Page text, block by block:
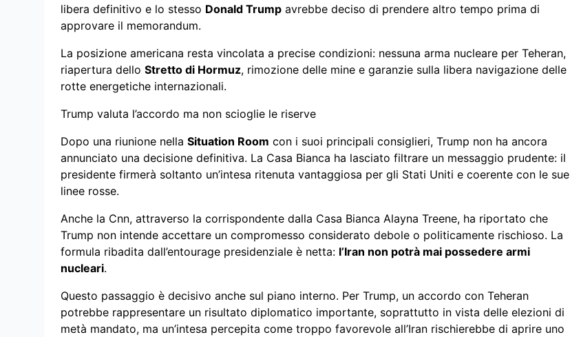
libera definitivo e lo stesso Donald Trump avrebbe deciso di prendere altro tempo prima di
approvare il memorandum.
La posizione americana resta vincolata a precise condizioni: nessuna arma nucleare per Teheran,
riapertura dello Stretto di Hormuz, rimozione delle mine e garanzie sulla libera navigazione delle
rotte energetiche internazionali.
Trump valuta l’accordo ma non scioglie le riserve
Dopo una riunione nella Situation Room con i suoi principali consiglieri, Trump non ha ancora
annunciato una decisione definitiva. La Casa Bianca ha lasciato filtrare un messaggio prudente: il
presidente firmerà soltanto un’intesa ritenuta vantaggiosa per gli Stati Uniti e coerente con le sue
linee rosse.
Anche la Cnn, attraverso la corrispondente dalla Casa Bianca Alayna Treene, ha riportato che
Trump non intende accettare un compromesso considerato debole o politicamente rischioso. La
formula ribadita dall’entourage presidenziale è netta: l’Iran non potrà mai possedere armi
nucleari.
Questo passaggio è decisivo anche sul piano interno. Per Trump, un accordo con Teheran
potrebbe rappresentare un risultato diplomatico importante, soprattutto in vista delle elezioni di
metà mandato, ma un’intesa percepita come troppo favorevole all’Iran rischierebbe di aprire uno